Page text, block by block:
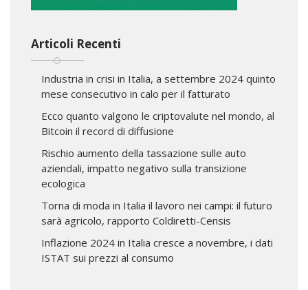
Articoli Recenti
Industria in crisi in Italia, a settembre 2024 quinto
mese consecutivo in calo per il fatturato
Ecco quanto valgono le criptovalute nel mondo, al
Bitcoin il record di diffusione
Rischio aumento della tassazione sulle auto
aziendali, impatto negativo sulla transizione
ecologica
Torna di moda in Italia il lavoro nei campi: il futuro
sarà agricolo, rapporto Coldiretti-Censis
Inflazione 2024 in Italia cresce a novembre, i dati
ISTAT sui prezzi al consumo